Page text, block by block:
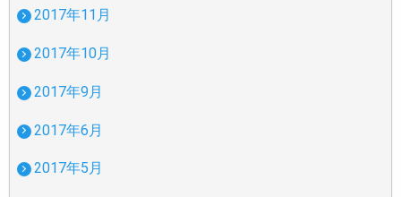
2017年11月
2017年10月
2017年9月
2017年6月
2017年5月